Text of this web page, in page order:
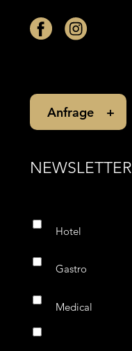
Anfrage
NEWSLETTER
Hotel
Gastro
Medical